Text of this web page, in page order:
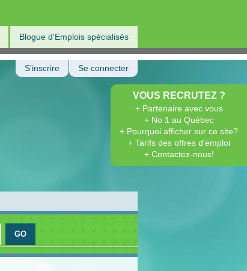
Blogue d'Emplois spécialisés
VOUS RECRUTEZ ?
+ Partenaire avec vous
+ No 1 au Québec
+ Pourquoi afficher sur ce site?
+ Tarifs des offres d'emploi
+ Contactez-nous!
S'inscrire Se connecter